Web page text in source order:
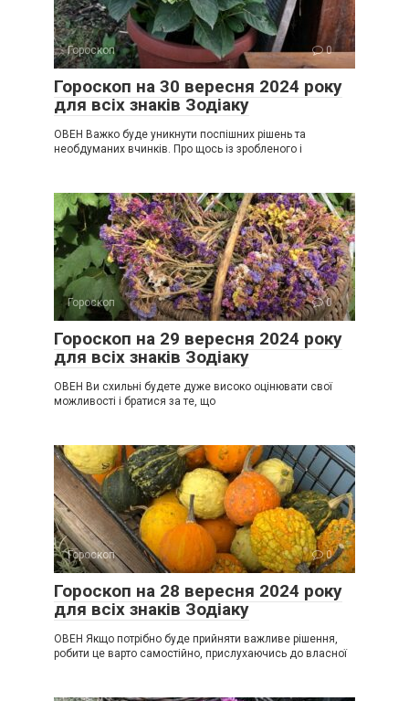
Гороскоп 0
Гороскоп на 30 вересня 2024 року
для всіх знаків Зодіаку
ОВЕН Важко буде уникнути поспішних рішень та
необдуманих вчинків. Про щось із зробленого і
Гороскоп 0
Гороскоп на 29 вересня 2024 року
для всіх знаків Зодіаку
ОВЕН Ви схильні будете дуже високо оцінювати свої
можливості і братися за те, що
Гороскоп 0
Гороскоп на 28 вересня 2024 року
для всіх знаків Зодіаку
ОВЕН Якщо потрібно буде прийняти важливе рішення,
робити це варто самостійно, прислухаючись до власної